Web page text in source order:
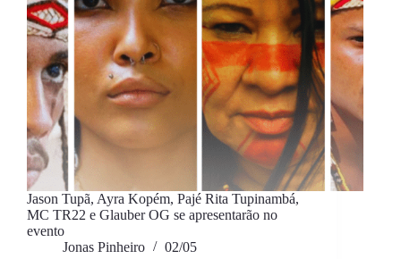
Jason Tupã, Ayra Kopém, Pajé Rita Tupinambá,
MC TR22 e Glauber OG se apresentarão no
evento
Jonas Pinheiro
02/05